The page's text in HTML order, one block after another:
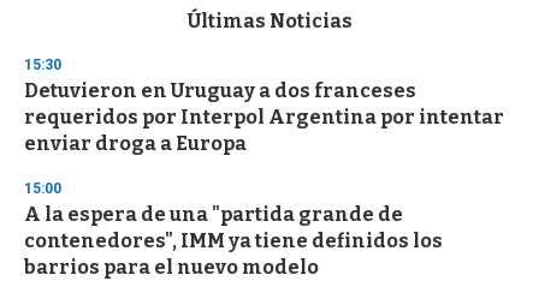
d
s
o
f
3
s
e
c
o
n
Últimas Noticias
15:30
Detuvieron en Uruguay a dos franceses
requeridos por Interpol Argentina por intentar
enviar droga a Europa
15:00
A la espera de una "partida grande de
contenedores", IMM ya tiene definidos los
barrios para el nuevo modelo